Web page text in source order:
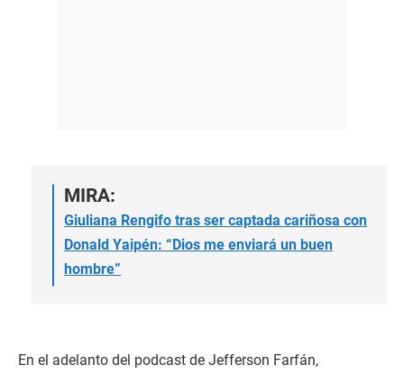
MIRA:
Giuliana Rengifo tras ser captada cariñosa con
Donald Yaipén: “Dios me enviará un buen
hombre”
En el adelanto del podcast de Jefferson Farfán,